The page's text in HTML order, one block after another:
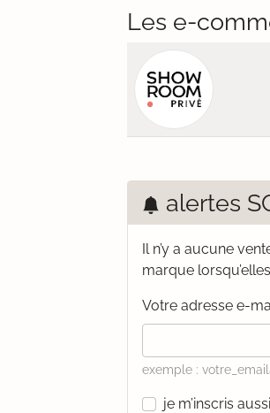
Les e-
alertes
Il n’y a aucune
marque
Votre adresse e-
exemple :
je m’inscris